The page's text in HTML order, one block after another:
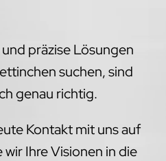
präzise Lösungen
suchen, sind
genau richtig.
Kontakt mit uns auf
wir Ihre Visionen in die